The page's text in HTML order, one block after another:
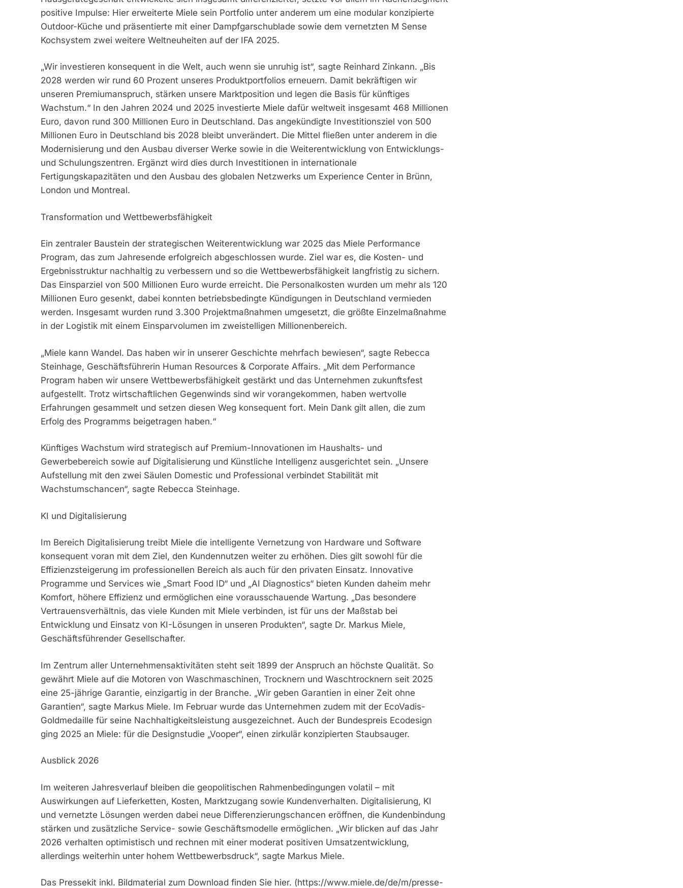
positive Impulse: Hier erweiterte Miele sein Portfolio unter anderem um eine modular konzipierte
Outdoor-Küche und präsentierte mit einer Dampfgarschublade sowie dem vernetzten M Sense
Kochsystem zwei weitere Weltneuheiten auf der IFA 2025.
„Wir investieren konsequent in die Welt, auch wenn sie unruhig ist“, sagte Reinhard Zinkann. „Bis
2028 werden wir rund 60 Prozent unseres Produktportfolios erneuern. Damit bekräftigen wir
unseren Premiumanspruch, stärken unsere Marktposition und legen die Basis für künftiges
Wachstum.“ In den Jahren 2024 und 2025 investierte Miele dafür weltweit insgesamt 468 Millionen
Euro, davon rund 300 Millionen Euro in Deutschland. Das angekündigte Investitionsziel von 500
Millionen Euro in Deutschland bis 2028 bleibt unverändert. Die Mittel fließen unter anderem in die
Modernisierung und den Ausbau diverser Werke sowie in die Weiterentwicklung von Entwicklungs-
und Schulungszentren. Ergänzt wird dies durch Investitionen in internationale
Fertigungskapazitäten und den Ausbau des globalen Netzwerks um Experience Center in Brünn,
London und Montreal.
Transformation und Wettbewerbsfähigkeit
Ein zentraler Baustein der strategischen Weiterentwicklung war 2025 das Miele Performance
Program, das zum Jahresende erfolgreich abgeschlossen wurde. Ziel war es, die Kosten- und
Ergebnisstruktur nachhaltig zu verbessern und so die Wettbewerbsfähigkeit langfristig zu sichern.
Das Einsparziel von 500 Millionen Euro wurde erreicht. Die Personalkosten wurden um mehr als 120
Millionen Euro gesenkt, dabei konnten betriebsbedingte Kündigungen in Deutschland vermieden
werden. Insgesamt wurden rund 3.300 Projektmaßnahmen umgesetzt, die größte Einzelmaßnahme
in der Logistik mit einem Einsparvolumen im zweistelligen Millionenbereich.
„Miele kann Wandel. Das haben wir in unserer Geschichte mehrfach bewiesen“, sagte Rebecca
Steinhage, Geschäftsführerin Human Resources & Corporate Affairs. „Mit dem Performance
Program haben wir unsere Wettbewerbsfähigkeit gestärkt und das Unternehmen zukunftsfest
aufgestellt. Trotz wirtschaftlichen Gegenwinds sind wir vorangekommen, haben wertvolle
Erfahrungen gesammelt und setzen diesen Weg konsequent fort. Mein Dank gilt allen, die zum
Erfolg des Programms beigetragen haben.“
Künftiges Wachstum wird strategisch auf Premium-Innovationen im Haushalts- und
Gewerbebereich sowie auf Digitalisierung und Künstliche Intelligenz ausgerichtet sein. „Unsere
Aufstellung mit den zwei Säulen Domestic und Professional verbindet Stabilität mit
Wachstumschancen“, sagte Rebecca Steinhage.
KI und Digitalisierung
Im Bereich Digitalisierung treibt Miele die intelligente Vernetzung von Hardware und Software
konsequent voran mit dem Ziel, den Kundennutzen weiter zu erhöhen. Dies gilt sowohl für die
Effizienzsteigerung im professionellen Bereich als auch für den privaten Einsatz. Innovative
Programme und Services wie „Smart Food ID“ und „AI Diagnostics“ bieten Kunden daheim mehr
Komfort, höhere Effizienz und ermöglichen eine vorausschauende Wartung. „Das besondere
Vertrauensverhältnis, das viele Kunden mit Miele verbinden, ist für uns der Maßstab bei
Entwicklung und Einsatz von KI-Lösungen in unseren Produkten“, sagte Dr. Markus Miele,
Geschäftsführender Gesellschafter.
Im Zentrum aller Unternehmensaktivitäten steht seit 1899 der Anspruch an höchste Qualität. So
gewährt Miele auf die Motoren von Waschmaschinen, Trocknern und Waschtrocknern seit 2025
eine 25-jährige Garantie, einzigartig in der Branche. „Wir geben Garantien in einer Zeit ohne
Garantien“, sagte Markus Miele. Im Februar wurde das Unternehmen zudem mit der EcoVadis-
Goldmedaille für seine Nachhaltigkeitsleistung ausgezeichnet. Auch der Bundespreis Ecodesign
ging 2025 an Miele: für die Designstudie „Vooper“, einen zirkulär konzipierten Staubsauger.
Ausblick 2026
Im weiteren Jahresverlauf bleiben die geopolitischen Rahmenbedingungen volatil – mit
Auswirkungen auf Lieferketten, Kosten, Marktzugang sowie Kundenverhalten. Digitalisierung, KI
und vernetzte Lösungen werden dabei neue Differenzierungschancen eröffnen, die Kundenbindung
stärken und zusätzliche Service- sowie Geschäftsmodelle ermöglichen. „Wir blicken auf das Jahr
2026 verhalten optimistisch und rechnen mit einer moderat positiven Umsatzentwicklung,
allerdings weiterhin unter hohem Wettbewerbsdruck“, sagte Markus Miele.
Das Pressekit inkl. Bildmaterial zum Download finden Sie hier. (https://www.miele.de/de/m/presse-